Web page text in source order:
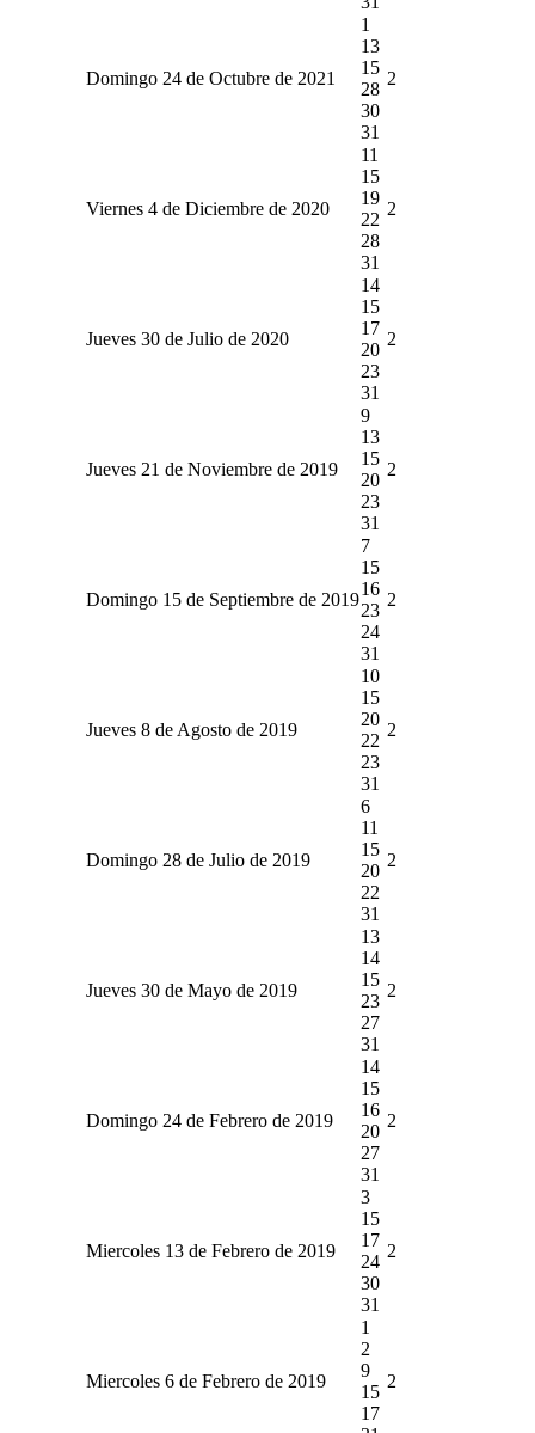
Domingo 24 de Octubre de 2021
1
13
15
28
30
31
2
Viernes 4 de Diciembre de 2020
11
15
19
22
28
31
2
Jueves 30 de Julio de 2020
14
15
17
20
23
31
2
Jueves 21 de Noviembre de 2019
9
13
15
20
23
31
2
Domingo 15 de Septiembre de 2019
7
15
16
23
24
31
2
Jueves 8 de Agosto de 2019
10
15
20
22
23
31
2
Domingo 28 de Julio de 2019
6
11
15
20
22
31
2
Jueves 30 de Mayo de 2019
13
14
15
23
27
31
2
Domingo 24 de Febrero de 2019
14
15
16
20
27
31
2
Miercoles 13 de Febrero de 2019
3
15
17
24
30
31
2
Miercoles 6 de Febrero de 2019
1
2
9
15
17
2